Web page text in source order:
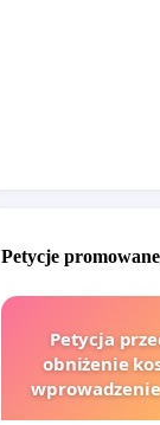
Petycje
Petycja
obniżenie